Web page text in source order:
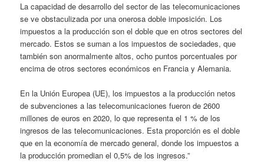
La capacidad de desarrollo del sector de las telecomunicaciones
se ve obstaculizada por una onerosa doble imposición. Los
impuestos a la producción son el doble que en otros sectores del
mercado. Estos se suman a los impuestos de sociedades, que
también son anormalmente altos, ocho puntos porcentuales por
encima de otros sectores económicos en Francia y Alemania.
En la Unión Europea (UE), los impuestos a la producción netos
de subvenciones a las telecomunicaciones fueron de 2600
millones de euros en 2020, lo que representa el 1 % de los
ingresos de las telecomunicaciones. Esta proporción es el doble
que en la economía de mercado general, donde los impuestos a
la producción promedian el 0,5% de los ingresos.”